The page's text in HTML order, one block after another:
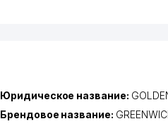
Юридическое название:
Брендовое название: